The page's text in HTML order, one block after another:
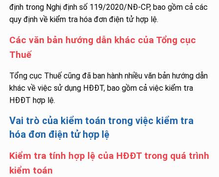
định trong Nghị định số 119/2020/NĐ-CP, bao gồm cả các
quy định về kiểm tra hóa đơn điện tử hợp lệ.
Các văn bản hướng dẫn khác của Tổng cục
Thuế
Tổng cục Thuế cũng đã ban hành nhiều văn bản hướng dẫn
khác về việc sử dụng HĐĐT, bao gồm cả việc kiểm tra
HĐĐT hợp lệ.
Vai trò của kiểm toán trong việc kiểm tra
hóa đơn điện tử hợp lệ
Kiểm tra tính hợp lệ của HĐĐT trong quá trình
kiểm toán